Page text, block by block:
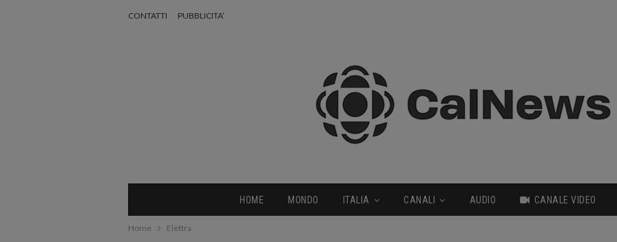
CONTATTI PUBBLICITA’
HOME MONDO ITALIA CANALI AUDIO CANALE VIDEO
Home Elettra